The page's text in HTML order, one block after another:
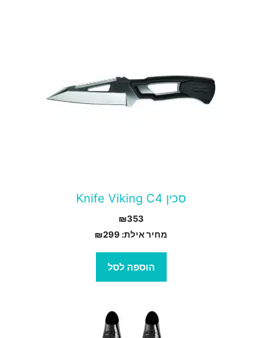
סכין Knife Viking C4
₪353
מחיר אילת:
₪299
הוספה לסל